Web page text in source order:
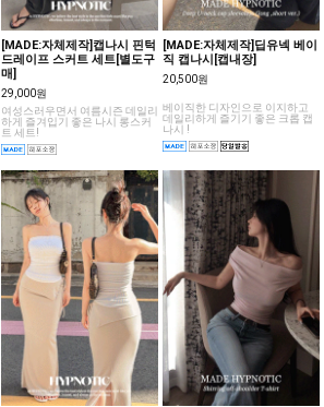
[MADE:자체제작]캡나시 핀턱
드레이프 스커트 세트[별도구
매]
29,000원
여성스러우면서 여름시즌 데일리
하게 즐겨입기 좋은 나시 롱스커
트 세트!
[MADE:자체제작]딥유넥 베이
직 캡나시[캡내장]
20,500원
베이직한 디자인으로 이지하고
데일리하게 즐기기 좋은 크롭 캡
나시 !